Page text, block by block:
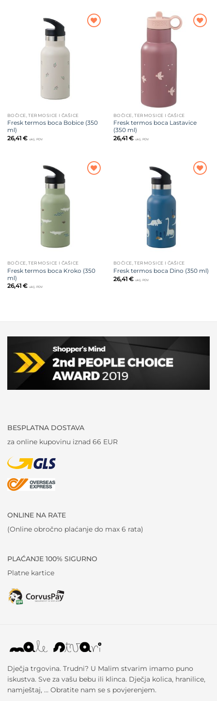
BOČICE, TERMOSICE I ČAŠICE
Fresk termos boca Bobice (350
ml)
26,41 € uklj. PDV
BOČICE, TERMOSICE I ČAŠICE
Fresk termos boca Lastavice
(350 ml)
26,41 € uklj. PDV
BOČICE, TERMOSICE I ČAŠICE
Fresk termos boca Kroko (350
ml)
26,41 € uklj. PDV
BOČICE, TERMOSICE I ČAŠICE
Fresk termos boca Dino (350 ml)
26,41 € uklj. PDV
BESPLATNA DOSTAVA
za online kupovinu iznad 66 EUR
ONLINE NA RATE
(Online obročno plaćanje do max 6 rata)
PLAĆANJE 100% SIGURNO
Platne kartice
Dječja trgovina. Trudni? U Malim stvarim imamo puno
iskustva. Sve za vašu bebu ili klinca. Dječja kolica, hranilice,
namještaj, … Obratite nam se s povjerenjem.